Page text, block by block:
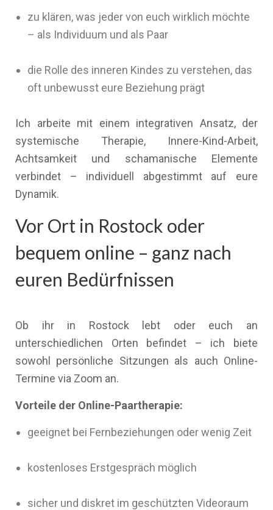
zu klären, was jeder von euch wirklich möchte
– als Individuum und als Paar
die Rolle des inneren Kindes zu verstehen, das
oft unbewusst eure Beziehung prägt
Ich arbeite mit einem integrativen Ansatz, der
systemische Therapie, Innere-Kind-Arbeit,
Achtsamkeit und schamanische Elemente
verbindet – individuell abgestimmt auf eure
Dynamik.
Vor Ort in Rostock oder
bequem online – ganz nach
euren Bedürfnissen
Ob ihr in Rostock lebt oder euch an
unterschiedlichen Orten befindet – ich biete
sowohl persönliche Sitzungen als auch Online-
Termine via Zoom an.
Vorteile der Online-Paartherapie:
geeignet bei Fernbeziehungen oder wenig Zeit
kostenloses Erstgespräch möglich
sicher und diskret im geschützten Videoraum